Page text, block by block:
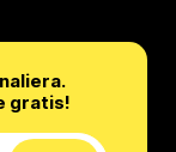
gratis!